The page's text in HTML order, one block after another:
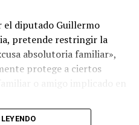
el diputado Guillermo
pretende restringir la
absolutoria familiar»,
protege a ciertos